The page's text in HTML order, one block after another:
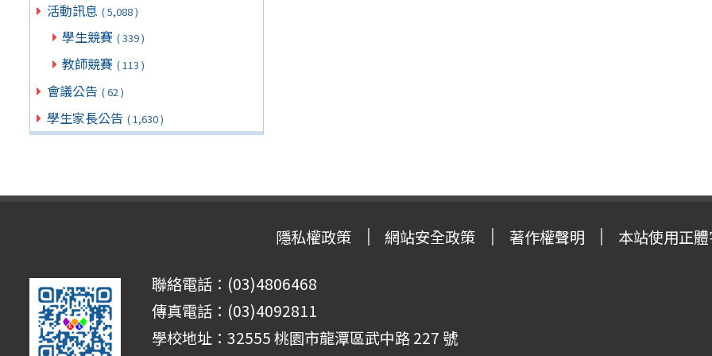
活動訊息 ( 5,088 )
學生競賽 ( 339 )
教師競賽 ( 113 )
會議公告 ( 62 )
學生家長公告 ( 1,630 )
隱私權政策 網站安全政策 著作權聲明 本站使用正
聯絡電話：(03)4806468
傳真電話：(03)4092811
學校地址：32555 桃園市龍潭區武中路 227 號